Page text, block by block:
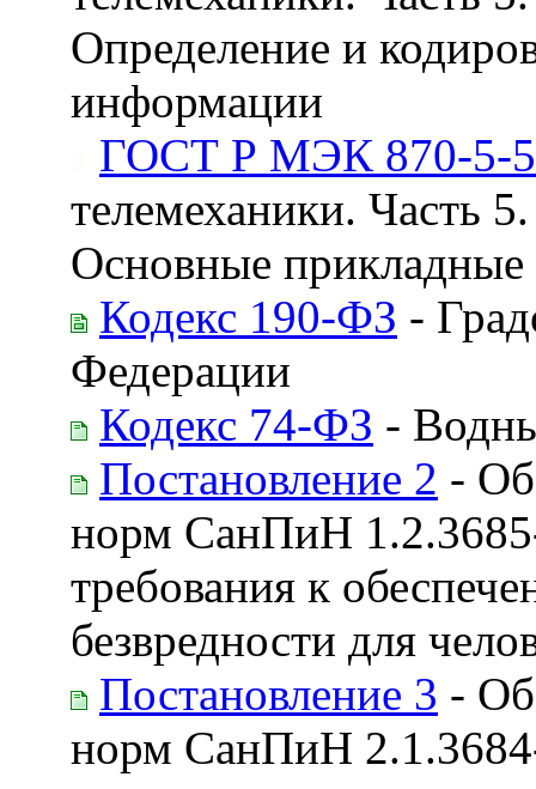
Определение и
информации
ГОСТ Р МЭК 870-5-
телемеханики. Часть
Основные
Кодекс 190-ФЗ -
Федерации
Кодекс 74-ФЗ -
Постановление 2 -
норм СанПиН
требования к
безвредности для
Постановление 3 -
норм СанПиН